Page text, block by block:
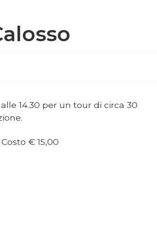
alle 14.30 per un tour di circa 30
€ 15,00